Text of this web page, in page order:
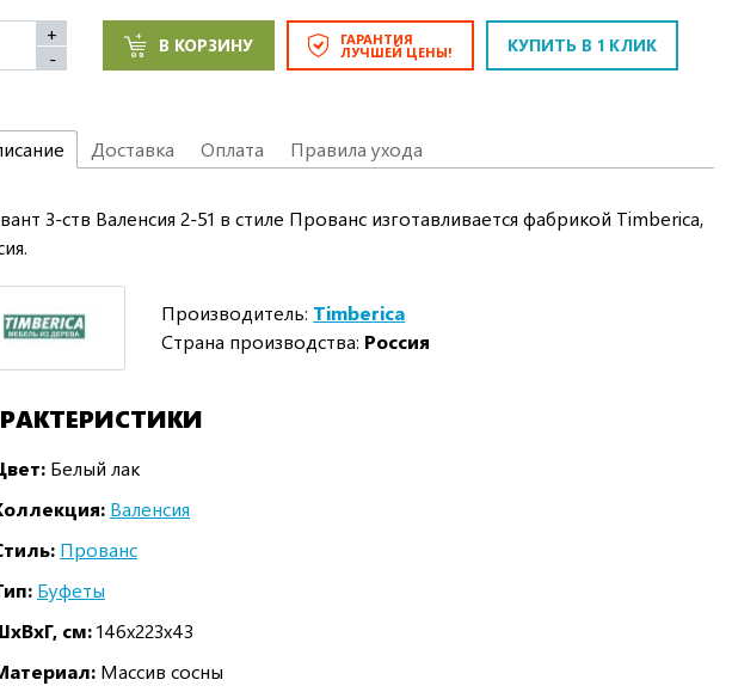
+
-
В КОРЗИНУ ГАРАНТИЯ
ЛУЧШЕЙ ЦЕНЫ! КУПИТЬ В 1 КЛИК
Доставка Оплата Правила ухода
3-ств Валенсия 2-51 в стиле Прованс изготавливается фабрикой Timberica,
Производитель: Timberica
Страна производства: Россия
Белый лак
Валенсия
Прованс
Буфеты
см:146x223x43
Массив сосны